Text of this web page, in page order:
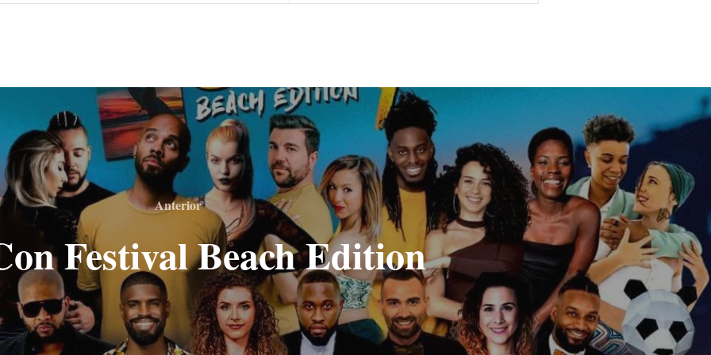
Anterior
Festival Beach Edition